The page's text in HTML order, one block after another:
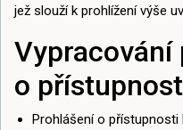
jež slouží k prohlížení výše
Vypracování
o
Prohlášení o přístupnosti